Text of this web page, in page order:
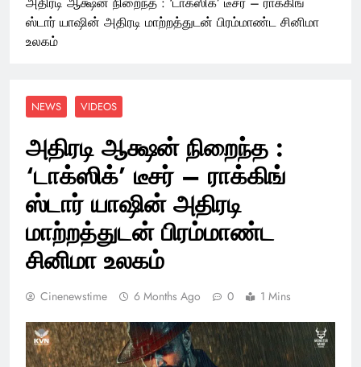
ஸ்டார் யாஷின் அதிரடி மாற்றத்துடன் பிரம்மாண்ட சினிமா
உலகம்
NEWS VIDEOS
அதிரடி ஆக்ஷன் நிறைந்த :
‘டாக்ஸிக்’ டீசர் – ராக்கிங்
ஸ்டார் யாஷின் அதிரடி
மாற்றத்துடன் பிரம்மாண்ட
சினிமா உலகம்
Cinenewstime 6 Months Ago 0 1 Mins